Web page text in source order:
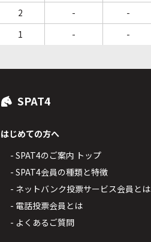
2 - -
1 - -
SPAT4
はじめての方へ
- SPAT4のご案内 トップ
- SPAT4会員の種類と特徴
- ネットバンク投票サービス会員とは
- 電話投票会員とは
- よくあるご質問